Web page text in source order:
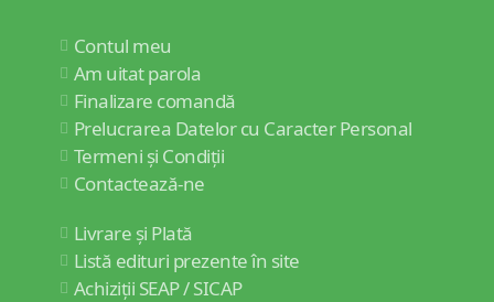
Contul meu
Am uitat parola
Finalizare comandă
Prelucrarea Datelor cu Caracter Personal
Termeni și Condiții
Contactează-ne
Livrare și Plată
Listă edituri prezente în site
Achiziții SEAP / SICAP